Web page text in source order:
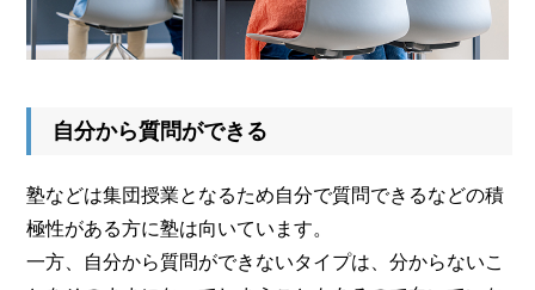
自分から質問ができる
塾などは集団授業となるため自分で質問できるなどの積
極性がある方に塾は向いています。
一方、自分から質問ができないタイプは、分からないこ